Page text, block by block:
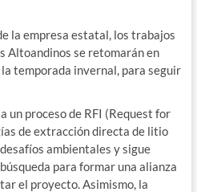
la empresa estatal, los trabajos
Altoandinos se retomarán en
temporada invernal, para seguir
un proceso de RFI (Request for
de extracción directa de litio
ambientales y sigue
para formar una alianza
el proyecto. Asimismo, la